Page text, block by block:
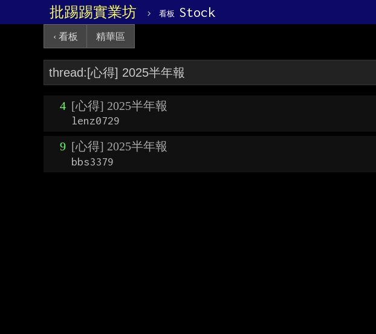
批踢踢實業坊 › 看板 Stock
‹ 看板 精華區
4 [心得] 2025半年報
lenz0729
9 [心得] 2025半年報
bbs3379